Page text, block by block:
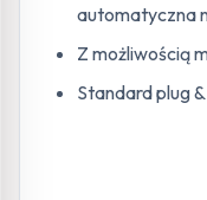
automatyczna
Z możliwością
Standard plug